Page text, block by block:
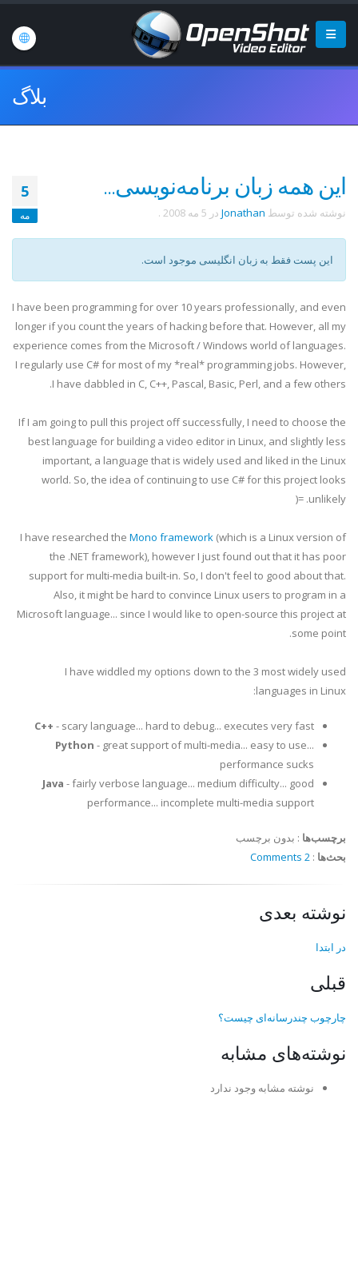
بلاگ
5
مه
این همه زبان برنامه‌نویسی...
نوشته شده توسط Jonathan در 5 مه 2008 .
این پست فقط به زبان انگلیسی موجود است.
I have been programming for over 10 years professionally, and even
longer if you count the years of hacking before that. However, all my
experience comes from the Microsoft / Windows world of languages.
I regularly use C# for most of my *real* programming jobs. However,
I have dabbled in C, C++, Pascal, Basic, Perl, and a few others.
If I am going to pull this project off successfully, I need to choose the
best language for building a video editor in Linux, and slightly less
important, a language that is widely used and liked in the Linux
world. So, the idea of continuing to use C# for this project looks
unlikely. =(
I have researched the Mono framework (which is a Linux version of
the .NET framework), however I just found out that it has poor
support for multi-media built-in. So, I don't feel to good about that.
Also, it might be hard to convince Linux users to program in a
Microsoft language... since I would like to open-source this project at
some point.
I have widdled my options down to the 3 most widely used
languages in Linux:
C++ - scary language... hard to debug... executes very fast
Python - great support of multi-media... easy to use...
performance sucks
Java - fairly verbose language... medium difficulty... good
performance... incomplete multi-media support
برچسب‌ها : بدون برچسب
بحث‌ها :
2 Comments
نوشته بعدی
در ابتدا
قبلی
چارچوب چندرسانه‌ای چیست؟
نوشته‌های مشابه
نوشته مشابه وجود ندارد